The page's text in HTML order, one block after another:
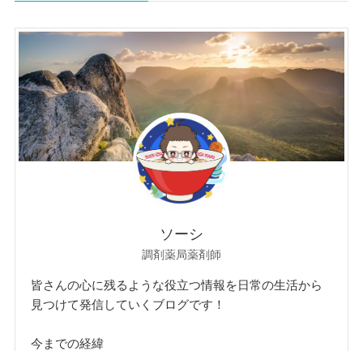
ソーシ
調剤薬局薬剤師
皆さんの心に残るような役立つ情報を日常の生活から
見つけて発信していくブログです！
今までの経緯